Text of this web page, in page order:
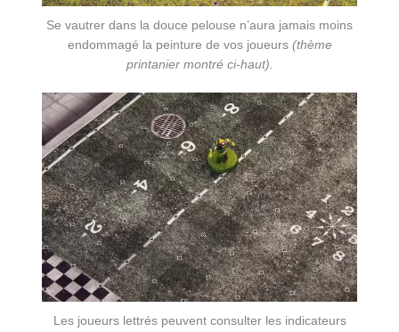
Se vautrer dans la douce pelouse n’aura jamais moins
endommagé la peinture de vos joueurs (thème
printanier montré ci-haut).
Les joueurs lettrés peuvent consulter les indicateurs